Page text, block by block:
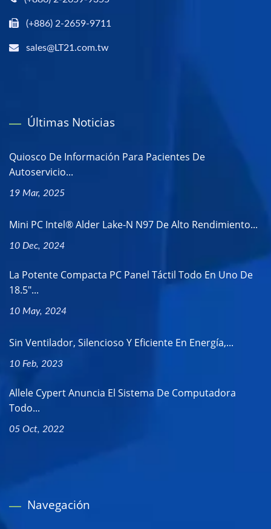
(+886) 2-2659-9711
sales@LT21.com.tw
Últimas Noticias
Quiosco De Información Para Pacientes De
Autoservicio...
19 Mar, 2025
Mini PC Intel® Alder Lake-N N97 De Alto Rendimiento...
10 Dec, 2024
La Potente Compacta PC Panel Táctil Todo En Uno De
18.5"...
10 May, 2024
Sin Ventilador, Silencioso Y Eficiente En Energía,...
10 Feb, 2023
Allele Cypert Anuncia El Sistema De Computadora
Todo...
05 Oct, 2022
Navegación